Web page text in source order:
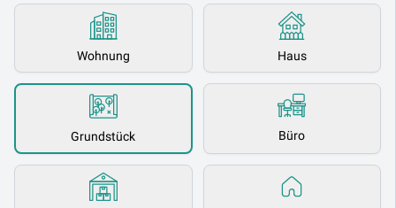
Wohnung Haus
Grundstück Büro